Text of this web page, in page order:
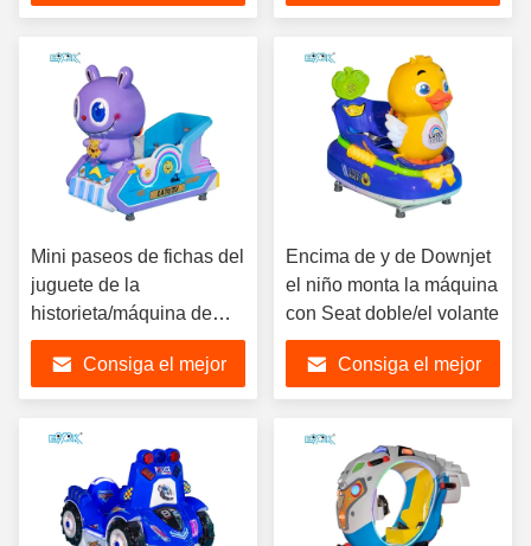
Mini paseos de fichas del
juguete de la
historieta/máquina de
juego del coche del
oscilación del tren 45kg
Consiga el mejor
Encima de y de Downjet
el niño monta la máquina
con Seat doble/el volante
Consiga el mejor